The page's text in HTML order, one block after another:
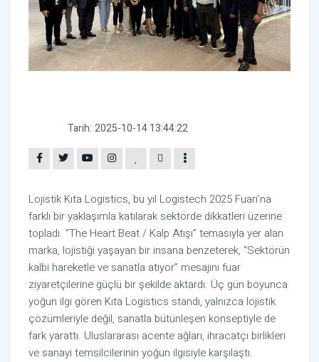
Tarih: 2025-10-14 13:44:22
Lojistik Kıta Logistics, bu yıl Logistech 2025 Fuarı’na
farklı bir yaklaşımla katılarak sektörde dikkatleri üzerine
topladı. “The Heart Beat / Kalp Atışı” temasıyla yer alan
marka, lojistiği yaşayan bir insana benzeterek, “Sektörün
kalbi hareketle ve sanatla atıyor” mesajını fuar
ziyaretçilerine güçlü bir şekilde aktardı. Üç gün boyunca
yoğun ilgi gören Kıta Logistics standı, yalnızca lojistik
çözümleriyle değil, sanatla bütünleşen konseptiyle de
fark yarattı. Uluslararası acente ağları, ihracatçı birlikleri
ve sanayi temsilcilerinin yoğun ilgisiyle karşılaştı.